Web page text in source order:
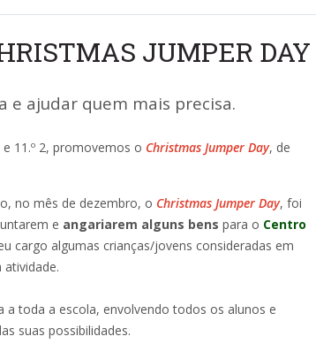
JUMPER DAY
e ajudar quem mais precisa.
11.º 2, promovemos o Christmas Jumper Day, de
no mês de dezembro, o Christmas Jumper Day, foi
e angariarem alguns bens para o Centro
cargo algumas crianças/jovens consideradas em
atividade.
a toda a escola, envolvendo todos os alunos e
suas possibilidades.